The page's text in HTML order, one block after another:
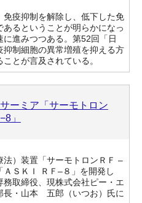
疫抑制を解除し、低下した免
るということが明らかになっ
進みつつある。第52回「日
制細胞の異常増殖を抑える方
とが言及されている。
ーミア「サーモトロン
」
）装置「サーモトロンＲＦ –
ＳＫＩ ＲＦ–８」を開発し
取締役、現株式会社ピー・エ
長・山本 五郎（いつお）氏に